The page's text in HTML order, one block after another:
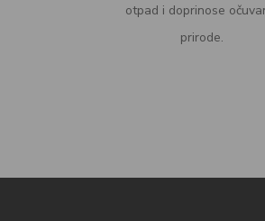
otpad i doprinose
prirode.